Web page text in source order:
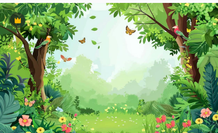
Premium